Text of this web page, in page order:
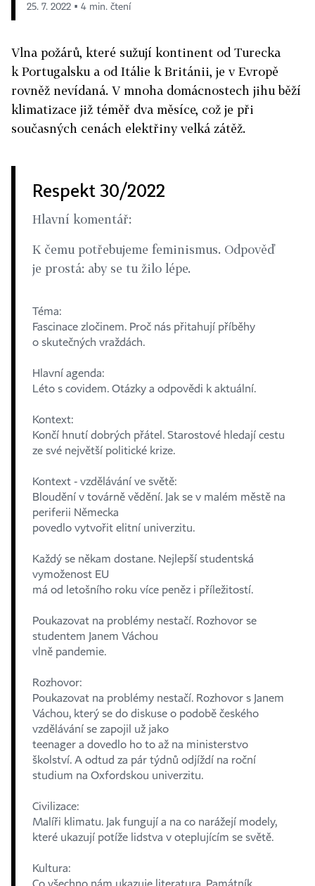
25. 7. 2022 ▪ 4 min. čtení
Vlna požárů, které sužují kontinent od Turecka
k Portugalsku a od Itálie k Británii, je v Evropě
rovněž nevídaná. V mnoha domácnostech jihu běží
klimatizace již téměř dva měsíce, což je při
současných cenách elektřiny velká zátěž.
Respekt 30/2022
Hlavní komentář:
K čemu potřebujeme feminismus. Odpověď
je prostá: aby se tu žilo lépe.
Téma:
Fascinace zločinem. Proč nás přitahují příběhy
o skutečných vraždách.
Hlavní agenda:
Léto s covidem. Otázky a odpovědi k aktuální.
Kontext:
Končí hnutí dobrých přátel. Starostové hledají cestu
ze své největší politické krize.
Kontext - vzdělávání ve světě:
Bloudění v továrně vědění. Jak se v malém městě na
periferii Německa
povedlo vytvořit elitní univerzitu.
Každý se někam dostane. Nejlepší studentská
vymoženost EU
má od letošního roku více peněz i příležitostí.
Poukazovat na problémy nestačí. Rozhovor se
studentem Janem Váchou
vlně pandemie.
Rozhovor:
Poukazovat na problémy nestačí. Rozhovor s Janem
Váchou, který se do diskuse o podobě českého
vzdělávání se zapojil už jako
teenager a dovedlo ho to až na ministerstvo
školství. A odtud za pár týdnů odjíždí na roční
studium na Oxfordskou univerzitu.
Civilizace:
Malíři klimatu. Jak fungují a na co narážejí modely,
které ukazují potíže lidstva v oteplujícím se světě.
Kultura: